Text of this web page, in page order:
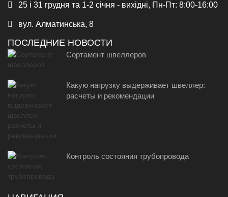
25 і 31 грудня та 1-2 січня - вихідні, Пн-Пт: 8:00-16:00
вул. Алматинська, 8
ПОСЛЕДНИЕ НОВОСТИ
Сортамент швеллеров
Какую нагрузку выдерживает швеллер:
расчеты и рекомендации
Контроль состояния трубопровода